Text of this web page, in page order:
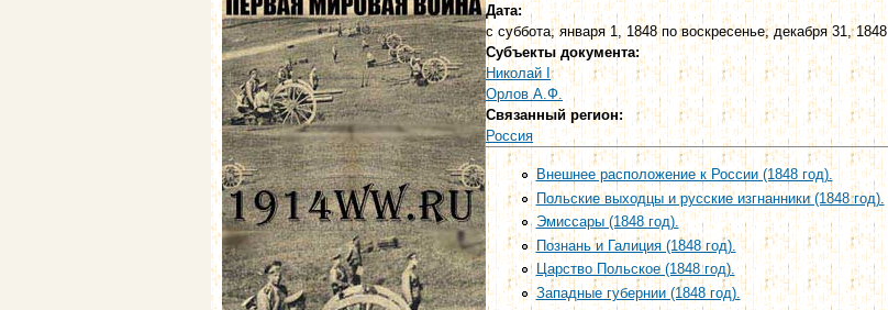
Дата:
ссуббота, января 1, 1848повоскресенье, декабря 31, 1848
Субъекты документа:
Николай I
Орлов А.Ф.
Связанный регион:
Россия
Внешнее расположение к России (1848 год).
Польские выходцы и русские изгнанники (1848 год).
Эмиссары (1848 год).
Познань и Галиция (1848 год).
Царство Польское (1848 год).
Западные губернии (1848 год).